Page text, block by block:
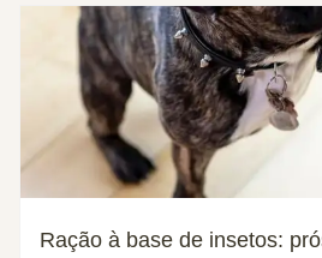
Ração à base de insetos: